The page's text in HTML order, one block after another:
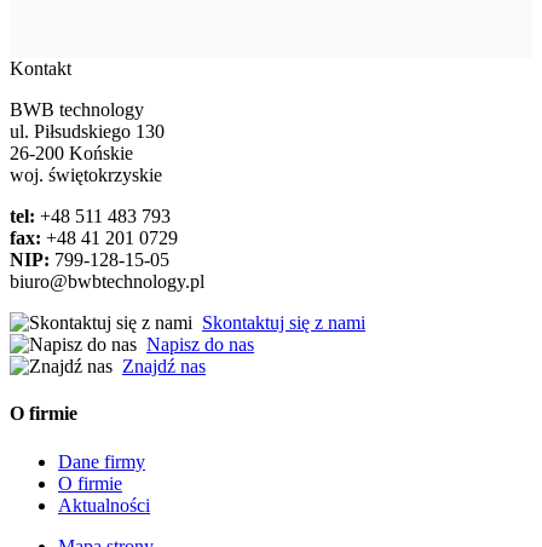
Kontakt
BWB technology
ul. Piłsudskiego 130
26-200 Końskie
woj. świętokrzyskie
tel: +48 511 483 793
fax: +48 41 201 0729
NIP: 799-128-15-05
biuro@bwbtechnology.pl
Skontaktuj się z nami
Napisz do nas
Znajdź nas
O firmie
Dane firmy
O firmie
Aktualności